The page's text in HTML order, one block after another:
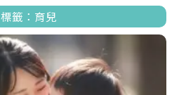
標籤：育兒